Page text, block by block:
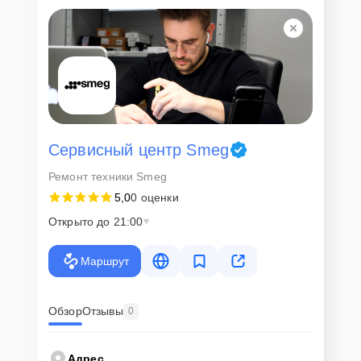
Для всех клиентов действуют демократичные и фиксированные
цены. Конечная стоимость работ обсуждается с клиентом и не в
коем случае не может измениться в процессе работ. Сервис не
навязывает клиентам дополнительные услуги и не
предусматривает скрытые платежи. Рассчитать предварительную
стоимость ремонта можно с помощью нашегоКалькулятора
Скорость диагностики и
ремонта
Наша компания ценит время клиентов и понимает важность
оперативного решения любых вопросов. В среднем, ремонт
клиент сможет забрать свой гаджет в этот же день. При
Внимание! Устройство отправляется на ремонт только после
согласования вариантов запчастей и стоимости ремонта с
изменена в процессе или после завершения работ.
Сервисный центр Smeg
Ремонт техники Smeg
5,00 оценки
Открыто до 21:00
Маршрут
ОбзорОтзывы 0
Адрес